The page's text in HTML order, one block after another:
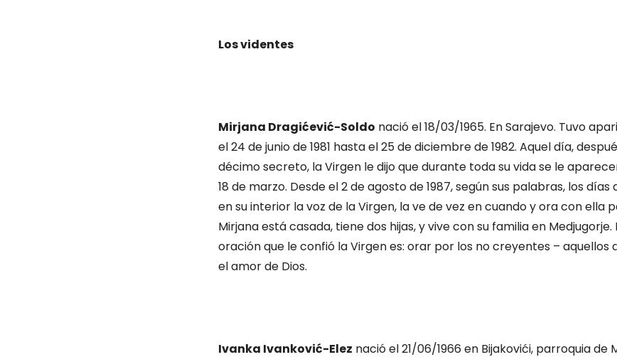
Los videntes
Mirjana Dragićević-Soldo nació el 18/03/1965. En Sarajevo. Tuvo
el 24 de junio de 1981 hasta el 25 de diciembre de 1982. Aquel día,
décimo secreto, la Virgen le dijo que durante toda su vida se le
18 de marzo. Desde el 2 de agosto de 1987, según sus palabras, los
en su interior la voz de la Virgen, la ve de vez en cuando y ora con ella
Mirjana está casada, tiene dos hijas, y vive con su familia en
oración que le confió la Virgen es: orar por los no creyentes – aquellos
el amor de Dios.
Ivanka Ivanković-Elez nació el 21/06/1966 en Bijakovići, parroquia de